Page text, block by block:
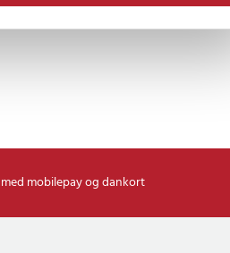
mobilepay og dankort